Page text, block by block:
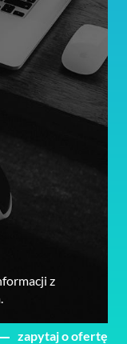
z
zapytaj o ofertę